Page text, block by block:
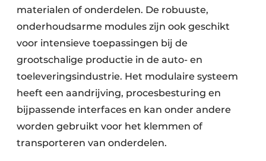
materialen of onderdelen. De robuuste,
onderhoudsarme modules zijn ook geschikt
voor intensieve toepassingen bij de
grootschalige productie in de auto- en
toeleveringsindustrie. Het modulaire systeem
heeft een aandrijving, procesbesturing en
bijpassende interfaces en kan onder andere
worden gebruikt voor het klemmen of
transporteren van onderdelen.